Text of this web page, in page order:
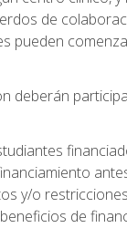
de
pueden
deberán
y/o
de